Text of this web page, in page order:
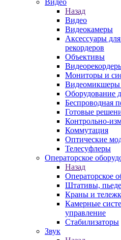
Видео
Назад
Видео
Видеокамеры
Аксессуары
рекордеров
Объективы
Мониторы и
Видеомикшеры
Оборудование
Беспроводная
Готовые
Контрольно-
Коммутация
Оптические
Телесуфлеры
Операторское
Назад
Операторское
Штативы,
Краны и
Камерные
управление
Стабилизаторы
Звук